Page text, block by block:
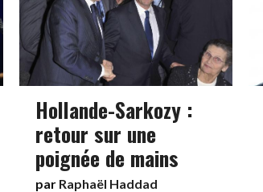
Hollande-Sarkozy :
retour sur une
poignée de mains
par Raphaël Haddad